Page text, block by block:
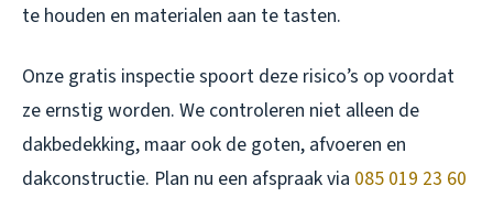
te houden en materialen aan te tasten.
Onze gratis inspectie spoort deze risico’s op voordat
ze ernstig worden. We controleren niet alleen de
dakbedekking, maar ook de goten, afvoeren en
dakconstructie. Plan nu een afspraak via 085 019 23 60